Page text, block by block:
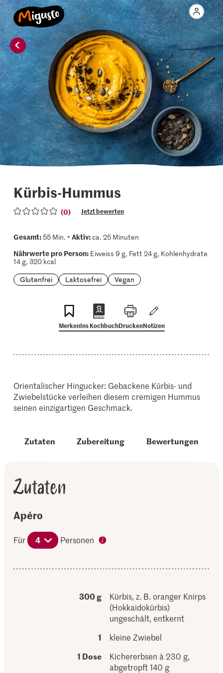
Kürbis-Hummus
(0) Jetzt bewerten
Gesamt:55 Min. • Aktiv:ca. 25 Minuten
Nährwerte pro Person:Eiweiss 9 g, Fett 24 g, Kohlenhydrate
14 g, 320 kcal
Glutenfrei
Laktosefrei Vegan
MerkenIns KochbuchDruckenNotizen
Orientalischer Hingucker: Gebackene Kürbis- und
Zwiebelstücke verleihen diesem cremigen Hummus
seinen einzigartigen Geschmack.
Zutaten Zubereitung Bewertungen
Zutaten
Apéro
Für 4 Personen
300 g
Kürbis, z. B. oranger Knirps
(Hokkaidokürbis)
ungeschält, entkernt
1
kleine Zwiebel
1 Dose
Kichererbsen à 230 g,
abgetropft 140 g